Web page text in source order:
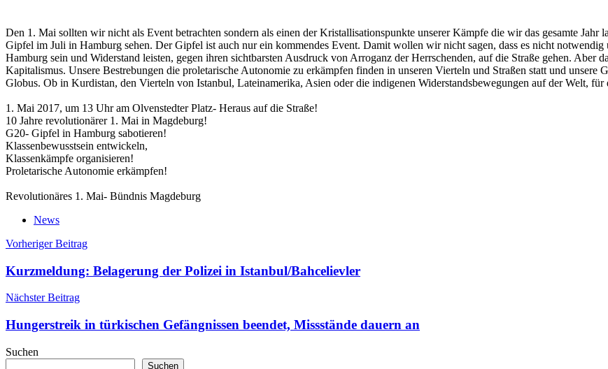
Den 1. Mai sollten wir nicht als Event betrachten sondern als einen der Kristallisationspunkte unserer Kämpfe die wir das gesamte
Gipfel im Juli in Hamburg sehen. Der Gipfel ist auch nur ein kommendes Event. Damit wollen wir nicht sagen, dass es nicht
Hamburg sein und Widerstand leisten, gegen ihren sichtbarsten Ausdruck von Arroganz der Herrschenden, auf die Straße gehen. Aber
Kapitalismus. Unsere Bestrebungen die proletarische Autonomie zu erkämpfen finden in unseren Vierteln und Straßen statt und unsere
Globus. Ob in Kurdistan, den Vierteln von Istanbul, Lateinamerika, Asien oder die indigenen Widerstandsbewegungen auf der Welt, für
1. Mai 2017, um 13 Uhr am Olvenstedter Platz- Heraus auf die Straße!
10 Jahre revolutionärer 1. Mai in Magdeburg!
G20- Gipfel in Hamburg sabotieren!
Klassenbewusstsein entwickeln,
Klassenkämpfe organisieren!
Proletarische Autonomie erkämpfen!
Revolutionäres 1. Mai- Bündnis Magdeburg
News
Beitragsnavigation
Vorheriger Beitrag
Kurzmeldung: Belagerung der Polizei in Istanbul/Bahcelievler
Nächster Beitrag
Hungerstreik in türkischen Gefängnissen beendet, Missstände dauern an
Suchen
Suchen